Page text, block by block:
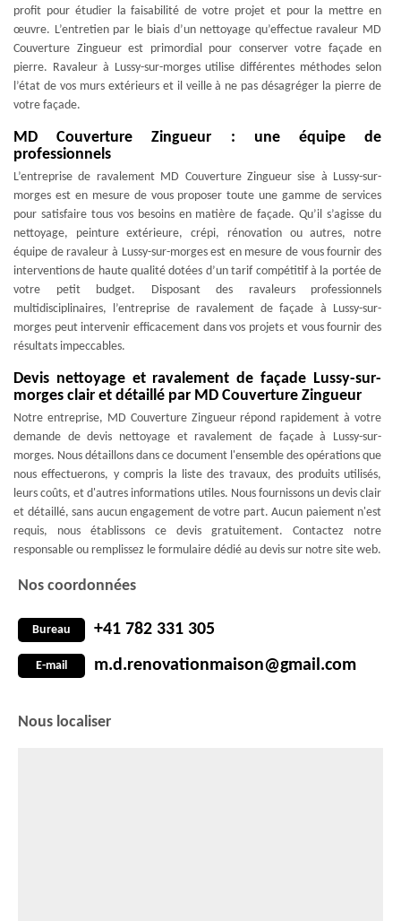
profit pour étudier la faisabilité de votre projet et pour la mettre en
œuvre. L’entretien par le biais d’un nettoyage qu’effectue ravaleur MD
Couverture Zingueur est primordial pour conserver votre façade en
pierre. Ravaleur à Lussy-sur-morges utilise différentes méthodes selon
l’état de vos murs extérieurs et il veille à ne pas désagréger la pierre de
votre façade.
MD Couverture Zingueur : une équipe de
professionnels
L’entreprise de ravalement MD Couverture Zingueur sise à Lussy-sur-
morges est en mesure de vous proposer toute une gamme de services
pour satisfaire tous vos besoins en matière de façade. Qu’il s’agisse du
nettoyage, peinture extérieure, crépi, rénovation ou autres, notre
équipe de ravaleur à Lussy-sur-morges est en mesure de vous fournir des
interventions de haute qualité dotées d’un tarif compétitif à la portée de
votre petit budget. Disposant des ravaleurs professionnels
multidisciplinaires, l’entreprise de ravalement de façade à Lussy-sur-
morges peut intervenir efficacement dans vos projets et vous fournir des
résultats impeccables.
Devis nettoyage et ravalement de façade Lussy-sur-
morges clair et détaillé par MD Couverture Zingueur
Notre entreprise, MD Couverture Zingueur répond rapidement à votre
demande de devis nettoyage et ravalement de façade à Lussy-sur-
morges. Nous détaillons dans ce document l'ensemble des opérations que
nous effectuerons, y compris la liste des travaux, des produits utilisés,
leurs coûts, et d'autres informations utiles. Nous fournissons un devis clair
et détaillé, sans aucun engagement de votre part. Aucun paiement n'est
requis, nous établissons ce devis gratuitement. Contactez notre
responsable ou remplissez le formulaire dédié au devis sur notre site web.
Nos coordonnées
Bureau +41 782 331 305
E-mail m.d.renovationmaison@gmail.com
Nous localiser